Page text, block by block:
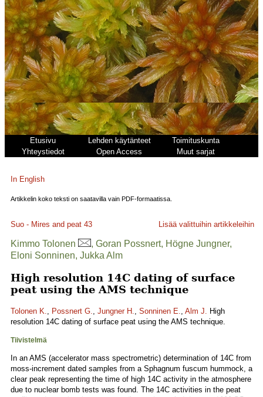
Etusivu Lehden käytänteet
Toimituskunta
Yhteystiedot
Open Access Muut sarjat
In English
Artikkelin koko teksti on saatavilla vain PDF-formaatissa.
Suo - Mires and peat 43 Lisää valittuihin artikkeleihin
Kimmo Tolonen
, Goran Possnert, Högne Jungner,
Eloni Sonninen, Jukka Alm
High resolution 14C dating of surface
peat using the AMS technique
Tolonen K., Possnert G., Jungner H., Sonninen E., Alm J. High
resolution 14C dating of surface peat using the AMS technique.
Tiivistelmä
In an AMS (accelerator mass spectrometric) determination of 14C from
moss-increment dated samples from a Sphagnum fuscum hummock, a
clear peak representing the time of high 14C activity in the atmosphere
due to nuclear bomb tests was found. The 14C activities in the peat